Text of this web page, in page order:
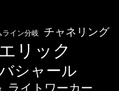
ライン分岐 チャネリング
リック
シャール
ライトワーカー